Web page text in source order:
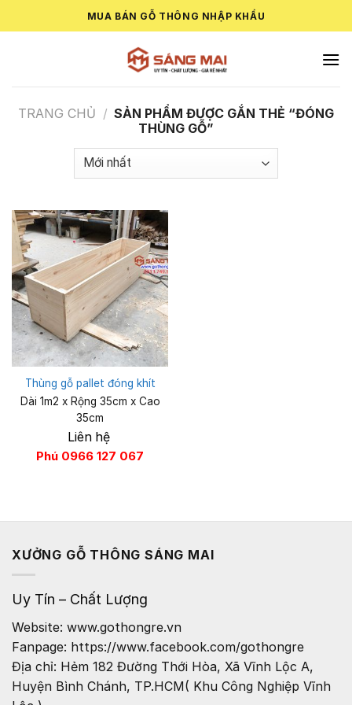
to
MUA BÁN GỖ THÔNG NHẬP KHẨU
TRANG CHỦ / SẢN PHẨM ĐƯỢC GẮN THẺ “ĐÓNG
THÙNG GỖ”
Thùng gỗ pallet đóng khít
Dài 1m2 x Rộng 35cm x Cao
35cm
Liên hệ
Phú 0966 127 067
XƯỞNG GỖ THÔNG SÁNG MAI
Uy Tín – Chất Lượng
Website: www.gothongre.vn
Fanpage: https://www.facebook.com/gothongre
Địa chỉ: Hẻm 182 Đường Thới Hòa, Xã Vĩnh Lộc A,
Huyện Bình Chánh, TP.HCM( Khu Công Nghiệp Vĩnh